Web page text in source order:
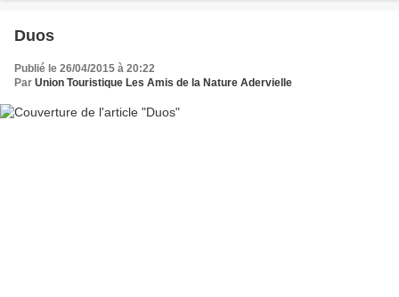
Duos
Publié le 26/04/2015 à 20:22
Par Union Touristique Les Amis de la Nature Adervielle